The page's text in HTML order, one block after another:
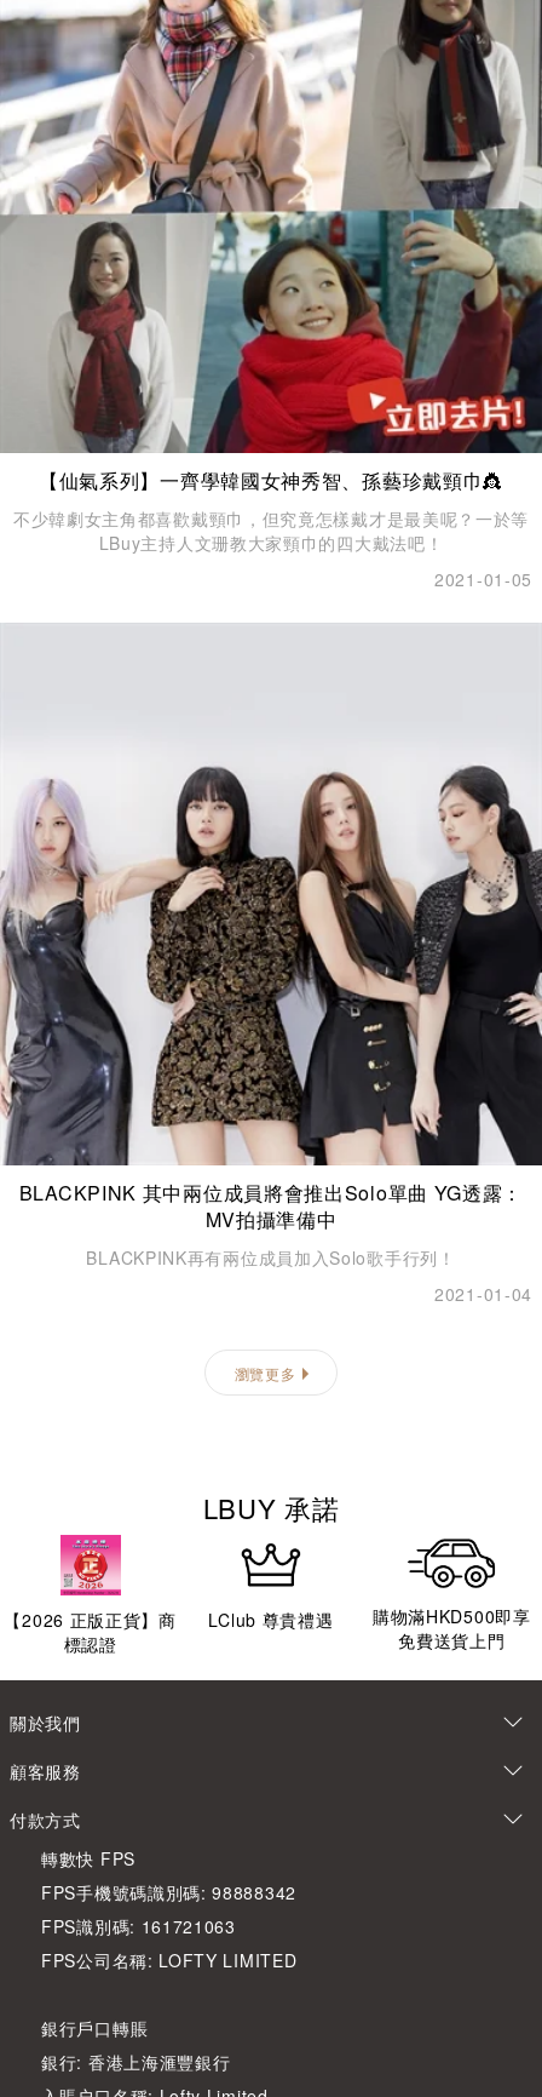
【仙氣系列】一齊學韓國女神秀智、孫藝珍戴頸巾👸
不少韓劇女主角都喜歡戴頸巾，但究竟怎樣戴才是最美呢？一於等
LBuy主持人文珊教大家頸巾的四大戴法吧！
2021-01-05
BLACKPINK 其中兩位成員將會推出Solo單曲 YG透露：
MV拍攝準備中
BLACKPINK再有兩位成員加入Solo歌手行列！
2021-01-04
瀏覽更多
LBUY 承諾
【2026 正版正貨】商
標認證
LClub 尊貴禮遇
購物滿HKD500即享
免費送貨上門
關於我們
顧客服務
付款方式
轉數快 FPS
FPS手機號碼識別碼: 98888342
FPS識別碼: 161721063
FPS公司名稱: LOFTY LIMITED
銀行戶口轉賬
銀行: 香港上海滙豐銀行